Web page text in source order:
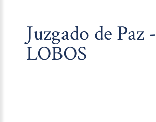
Juzgado de Paz -
LOBOS